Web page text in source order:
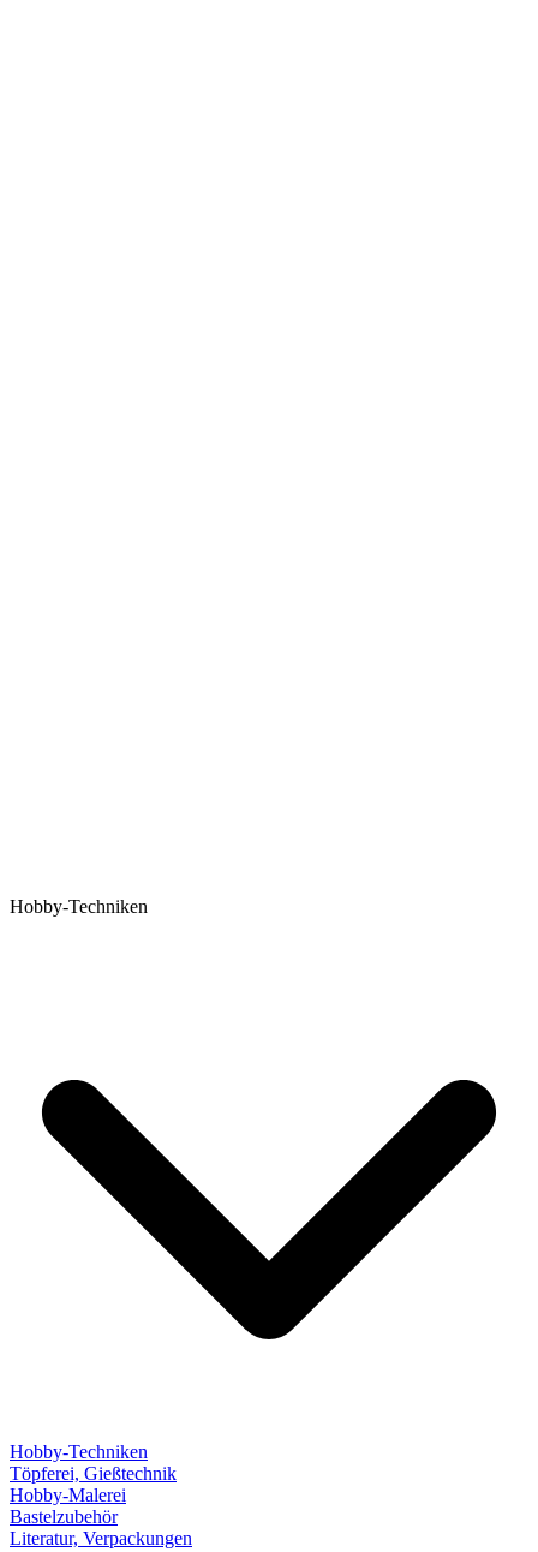
Hobby-Techniken
Hobby-Techniken
Töpferei, Gießtechnik
Hobby-Malerei
Bastelzubehör
Literatur, Verpackungen